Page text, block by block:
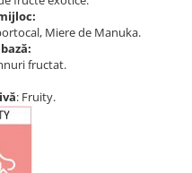
Miere de Manuka.
fructat.
: Fruity.